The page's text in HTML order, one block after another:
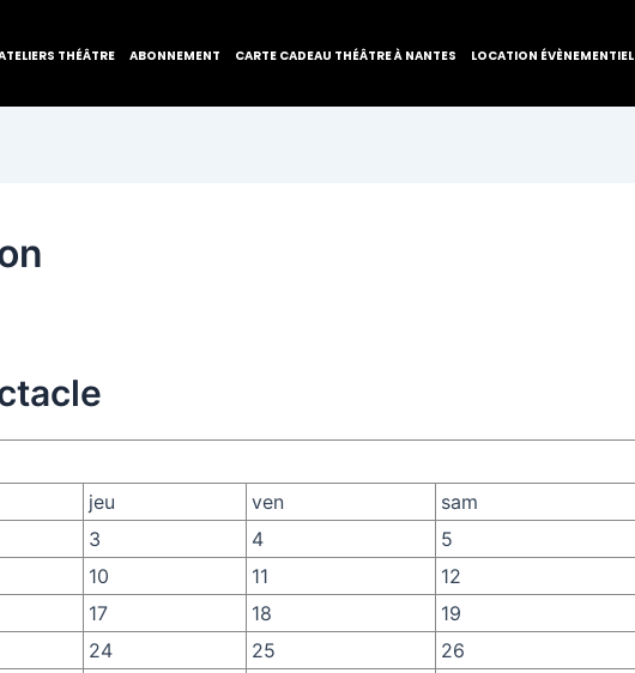
THÉÂTRE ABONNEMENT CARTE CADEAU THÉÂTRE À NANTES LOCATION ÉVÈNEMENTIEL
jeu ven sam
3 4 5
10 11 12
17 18 19
24 25 26